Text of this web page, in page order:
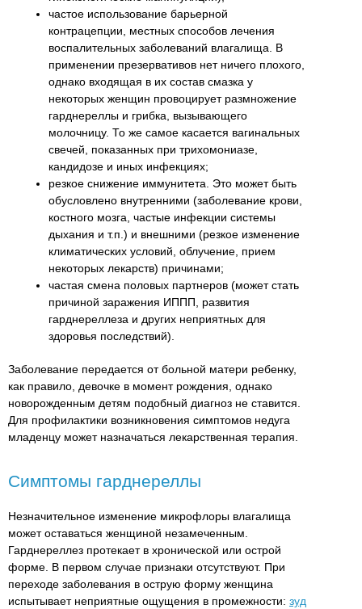
частое использование барьерной
контрацепции, местных способов лечения
воспалительных заболеваний влагалища. В
применении презервативов нет ничего плохого,
однако входящая в их состав смазка у
некоторых женщин провоцирует размножение
гарднереллы и грибка, вызывающего
молочницу. То же самое касается вагинальных
свечей, показанных при трихомониазе,
кандидозе и иных инфекциях;
резкое снижение иммунитета. Это может быть
обусловлено внутренними (заболевание крови,
костного мозга, частые инфекции системы
дыхания и т.п.) и внешними (резкое изменение
климатических условий, облучение, прием
некоторых лекарств) причинами;
частая смена половых партнеров (может стать
причиной заражения ИППП, развития
гарднереллеза и других неприятных для
здоровья последствий).
Заболевание передается от больной матери ребенку,
как правило, девочке в момент рождения, однако
новорожденным детям подобный диагноз не ставится.
Для профилактики возникновения симптомов недуга
младенцу может назначаться лекарственная терапия.
Симптомы гарднереллы
Незначительное изменение микрофлоры влагалища
может оставаться женщиной незамеченным.
Гарднереллез протекает в хронической или острой
форме. В первом случае признаки отсутствуют. При
переходе заболевания в острую форму женщина
испытывает неприятные ощущения в промежности: зуд